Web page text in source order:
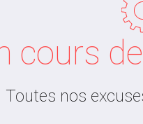
cours
Toutes nos